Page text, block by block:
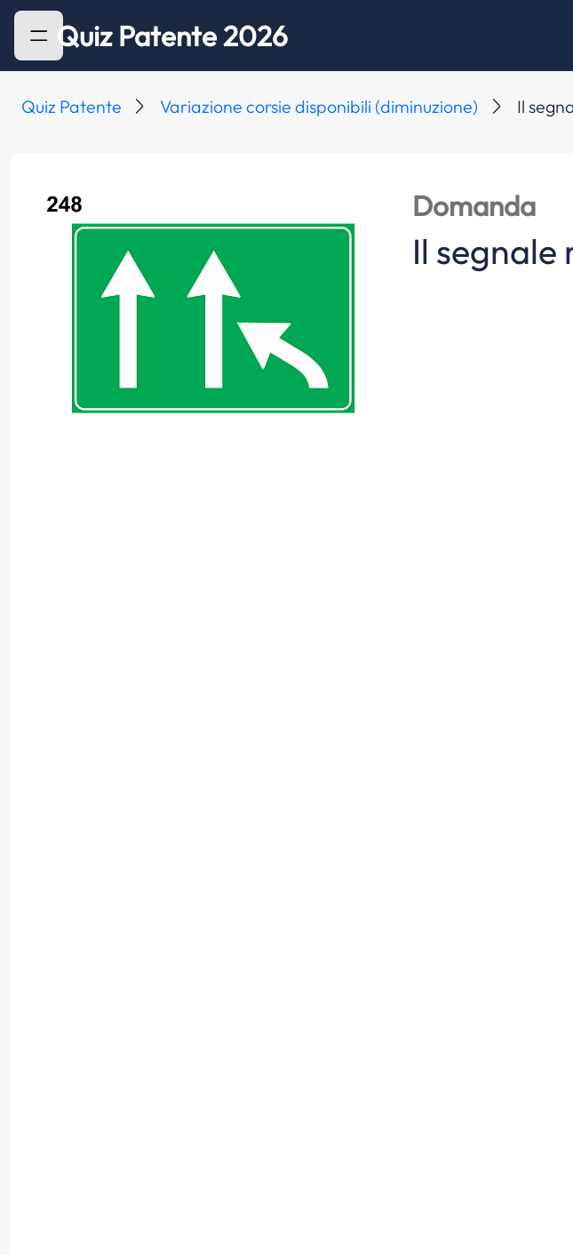
Quiz Patente 2026
Quiz Patente Variazione corsie disponibili (diminuzione) Il
Domanda
Il